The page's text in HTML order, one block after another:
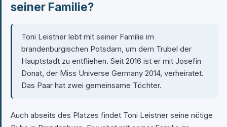
seiner Familie?
Toni Leistner lebt mit seiner Familie im
brandenburgischen Potsdam, um dem Trubel der
Hauptstadt zu entfliehen. Seit 2016 ist er mit Josefin
Donat, der Miss Universe Germany 2014, verheiratet.
Das Paar hat zwei gemeinsame Töchter.
Auch abseits des Platzes findet Toni Leistner seine nötige